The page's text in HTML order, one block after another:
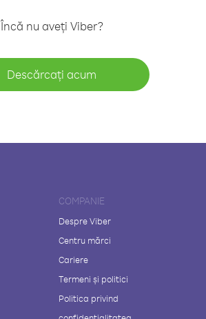
Încă nu aveți Viber?
Descărcați acum
COMPANIE
Despre Viber
Centru mărci
Cariere
Termeni și politici
Politica privind